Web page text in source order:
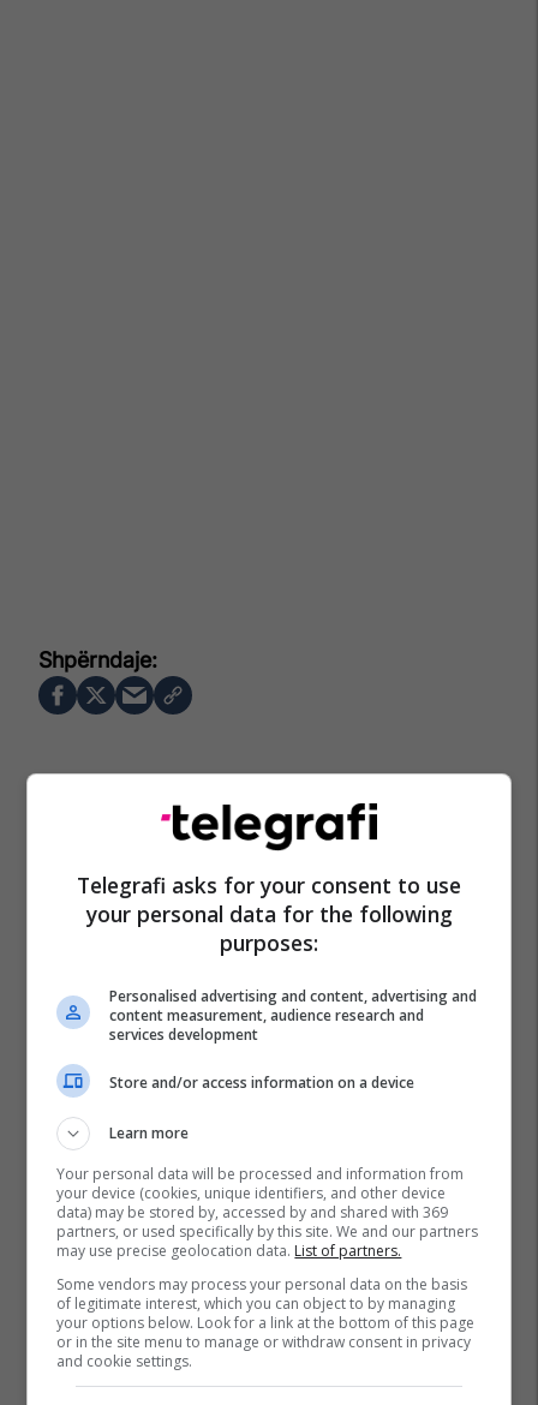
Telegrafi asks for your consent to use
your personal data for the following
purposes:
Personalised advertising and content, advertising and
content measurement, audience research and
services development
Store and/or access information on a device
Learn more
Your personal data will be processed and information from
your device (cookies, unique identifiers, and other device
data) may be stored by, accessed by and shared with 369
partners, or used specifically by this site. We and our partners
may use precise geolocation data. List of partners.
Some vendors may process your personal data on the basis
of legitimate interest, which you can object to by managing
your options below. Look for a link at the bottom of this page
or in the site menu to manage or withdraw consent in privacy
and cookie settings.